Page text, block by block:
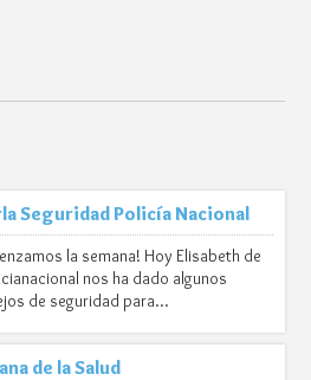
Seguridad Policía Nacional
la semana! Hoy Elisabeth de
nos ha dado algunos
de seguridad para…
de la Salud